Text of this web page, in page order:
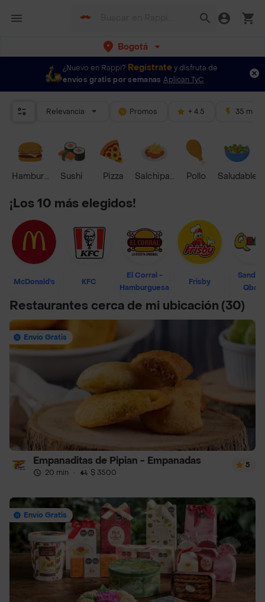
Bogotá
¿Nuevo en Rappi? Regístrate y disfruta de
envíos gratis por semanas Aplican TyC
Relevancia Promos + 4.5 35 mins
HamburguesaSushi Pizza Salchipapas Pollo Saludable
¡Los 10 más elegidos!
McDonald's KFC
El Corral -
Hamburguesa
Frisby
Restaurantes cerca de mi ubicación (30)
Envío Gratis
Empanaditas de Pipian - Empanadas
20 min · $ 3500
5
Envío Gratis